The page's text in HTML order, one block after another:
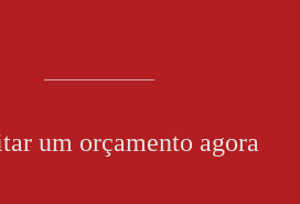
um orçamento agora